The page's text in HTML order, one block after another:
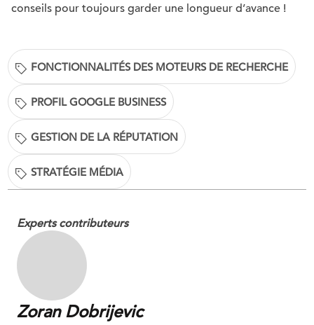
conseils pour toujours garder une longueur d’avance !
FONCTIONNALITÉS DES MOTEURS DE RECHERCHE
PROFIL GOOGLE BUSINESS
GESTION DE LA RÉPUTATION
STRATÉGIE MÉDIA
Experts contributeurs
Zoran Dobrijevic